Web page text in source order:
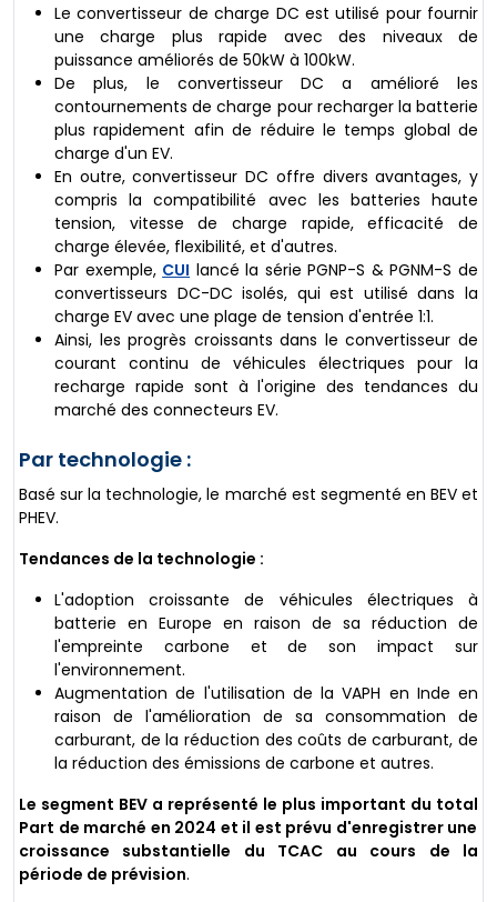
Le convertisseur de charge DC est utilisé pour fournir
une charge plus rapide avec des niveaux de
puissance améliorés de 50kW à 100kW.
De plus, le convertisseur DC a amélioré les
contournements de charge pour recharger la batterie
plus rapidement afin de réduire le temps global de
charge d'un EV.
En outre, convertisseur DC offre divers avantages, y
compris la compatibilité avec les batteries haute
tension, vitesse de charge rapide, efficacité de
charge élevée, flexibilité, et d'autres.
Par exemple, CUI lancé la série PGNP-S & PGNM-S de
convertisseurs DC-DC isolés, qui est utilisé dans la
charge EV avec une plage de tension d'entrée 1:1.
Ainsi, les progrès croissants dans le convertisseur de
courant continu de véhicules électriques pour la
recharge rapide sont à l'origine des tendances du
marché des connecteurs EV.
Par technologie :
Basé sur la technologie, le marché est segmenté en BEV et
PHEV.
Tendances de la technologie :
L'adoption croissante de véhicules électriques à
batterie en Europe en raison de sa réduction de
l'empreinte carbone et de son impact sur
l'environnement.
Augmentation de l'utilisation de la VAPH en Inde en
raison de l'amélioration de sa consommation de
carburant, de la réduction des coûts de carburant, de
la réduction des émissions de carbone et autres.
Le segment BEV a représenté le plus important du total
Part de marché en 2024 et il est prévu d'enregistrer une
croissance substantielle du TCAC au cours de la
période de prévision.